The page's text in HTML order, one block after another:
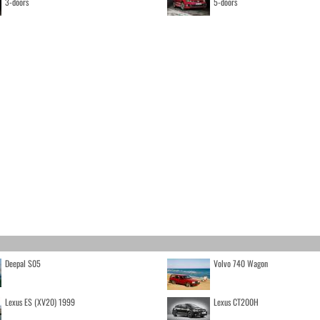
Deepal S05 Volvo 740 Wagon
Lexus ES (XV20) 1999 Lexus CT200H